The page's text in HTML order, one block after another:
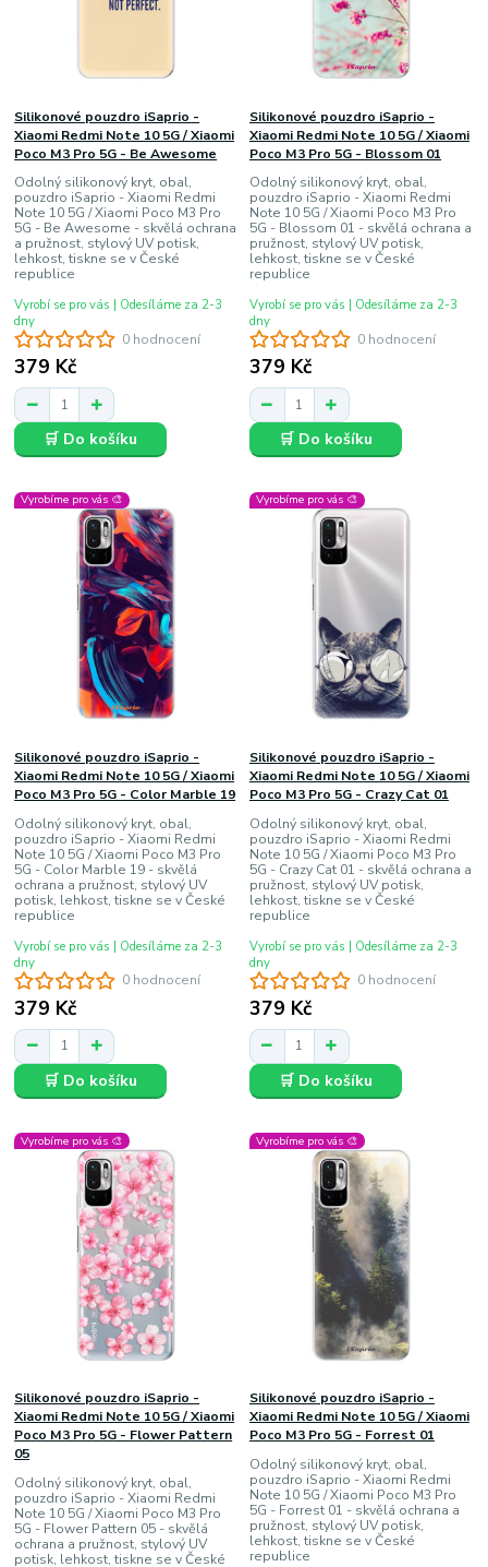
0 hodnocení
Silikonové pouzdro iSaprio -
Xiaomi Redmi Note 10 5G / Xiaomi
Poco M3 Pro 5G - Be Awesome
Odolný silikonový kryt, obal,
pouzdro iSaprio - Xiaomi Redmi
Note 10 5G / Xiaomi Poco M3 Pro
5G - Be Awesome - skvělá ochrana
a pružnost, stylový UV potisk,
lehkost, tiskne se v České
republice
379 Kč
Vyrobí se pro vás | Odesíláme za 2-3
dny
🛒 Do košíku
0 hodnocení
Silikonové pouzdro iSaprio -
Xiaomi Redmi Note 10 5G / Xiaomi
Poco M3 Pro 5G - Blossom 01
Odolný silikonový kryt, obal,
pouzdro iSaprio - Xiaomi Redmi
Note 10 5G / Xiaomi Poco M3 Pro
5G - Blossom 01 - skvělá ochrana a
pružnost, stylový UV potisk,
lehkost, tiskne se v České
republice
379 Kč
Vyrobí se pro vás | Odesíláme za 2-3
dny
🛒 Do košíku
Vyrobíme pro vás 🎨
0 hodnocení
Silikonové pouzdro iSaprio -
Xiaomi Redmi Note 10 5G / Xiaomi
Poco M3 Pro 5G - Color Marble 19
Odolný silikonový kryt, obal,
pouzdro iSaprio - Xiaomi Redmi
Note 10 5G / Xiaomi Poco M3 Pro
5G - Color Marble 19 - skvělá
ochrana a pružnost, stylový UV
potisk, lehkost, tiskne se v České
republice
379 Kč
Vyrobí se pro vás | Odesíláme za 2-3
dny
🛒 Do košíku
Vyrobíme pro vás 🎨
0 hodnocení
Silikonové pouzdro iSaprio -
Xiaomi Redmi Note 10 5G / Xiaomi
Poco M3 Pro 5G - Crazy Cat 01
Odolný silikonový kryt, obal,
pouzdro iSaprio - Xiaomi Redmi
Note 10 5G / Xiaomi Poco M3 Pro
5G - Crazy Cat 01 - skvělá ochrana a
pružnost, stylový UV potisk,
lehkost, tiskne se v České
republice
379 Kč
Vyrobí se pro vás | Odesíláme za 2-3
dny
🛒 Do košíku
Vyrobíme pro vás 🎨
Silikonové pouzdro iSaprio -
Xiaomi Redmi Note 10 5G / Xiaomi
Poco M3 Pro 5G - Flower Pattern
05
Odolný silikonový kryt, obal,
pouzdro iSaprio - Xiaomi Redmi
Note 10 5G / Xiaomi Poco M3 Pro
5G - Flower Pattern 05 - skvělá
ochrana a pružnost, stylový UV
potisk, lehkost, tiskne se v České
Vyrobíme pro vás 🎨
Silikonové pouzdro iSaprio -
Xiaomi Redmi Note 10 5G / Xiaomi
Poco M3 Pro 5G - Forrest 01
Odolný silikonový kryt, obal,
pouzdro iSaprio - Xiaomi Redmi
Note 10 5G / Xiaomi Poco M3 Pro
5G - Forrest 01 - skvělá ochrana a
pružnost, stylový UV potisk,
lehkost, tiskne se v České
republice